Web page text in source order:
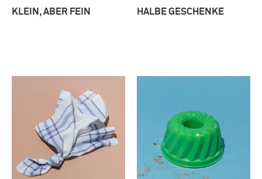
KLEIN, ABER FEIN HALBE GESCHENKE